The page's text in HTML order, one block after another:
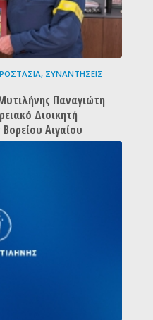
, ΣΥΝΑΝΤΉΣΕΙΣ
Παναγιώτη
Διοικητή
Αιγαίου